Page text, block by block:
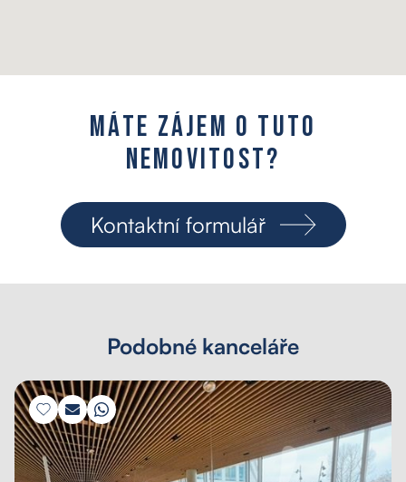
Máte zájem o tuto
nemovitost?
Kontaktní formulář
Podobné kanceláře